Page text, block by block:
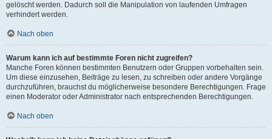
gelöscht werden. Dadurch soll die Manipulation von laufenden Umfragen
verhindert werden.
Nach oben
Warum kann ich auf bestimmte Foren nicht zugreifen?
Manche Foren können bestimmten Benutzern oder Gruppen vorbehalten sein.
Um diese einzusehen, Beiträge zu lesen, zu schreiben oder andere Vorgänge
durchzuführen, brauchst du möglicherweise besondere Berechtigungen. Frage
einen Moderator oder Administrator nach entsprechenden Berechtigungen.
Nach oben